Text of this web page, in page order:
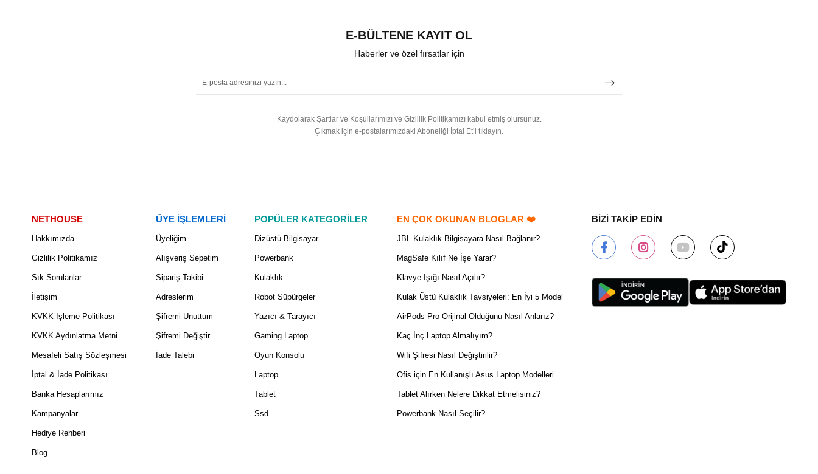
E-BÜLTENE KAYIT OL
Haberler ve özel fırsatlar için
Kaydolarak Şartlar ve Koşullarımızı ve Gizlilik Politikamızı kabul etmiş olursunuz.
Çıkmak için e-postalarımızdaki Aboneliği İptal Et’i tıklayın.
NETHOUSE
Hakkımızda
Gizlilik Politikamız
Sık Sorulanlar
İletişim
KVKK İşleme Politikası
KVKK Aydınlatma Metni
Mesafeli Satış Sözleşmesi
İptal & İade Politikası
Banka Hesaplarımız
Kampanyalar
Hediye Rehberi
Blog
ÜYE İŞLEMLERİ
Üyeliğim
Alışveriş Sepetim
Sipariş Takibi
Adreslerim
Şifremi Unuttum
Şifremi Değiştir
İade Talebi
POPÜLER KATEGORİLER
Dizüstü Bilgisayar
Powerbank
Kulaklık
Robot Süpürgeler
Yazıcı & Tarayıcı
Gaming Laptop
Oyun Konsolu
Laptop
Tablet
Ssd
EN ÇOK OKUNAN BLOGLAR ❤️
JBL Kulaklık Bilgisayara Nasıl Bağlanır?
MagSafe Kılıf Ne İşe Yarar?
Klavye Işığı Nasıl Açılır?
Kulak Üstü Kulaklık Tavsiyeleri: En İyi 5 Model
AirPods Pro Orijinal Olduğunu Nasıl Anlarız?
Kaç İnç Laptop Almalıyım?
Wifi Şifresi Nasıl Değiştirilir?
Ofis için En Kullanışlı Asus Laptop Modelleri
Tablet Alırken Nelere Dikkat Etmelisiniz?
Powerbank Nasıl Seçilir?
BİZİ TAKİP EDİN